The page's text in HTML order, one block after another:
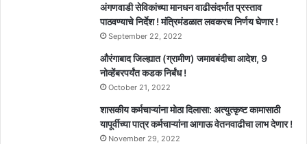
अंगणवाडी सेविकांच्या मानधन वाढीसंदर्भात प्रस्ताव
पाठवण्याचे निर्देश ! मंत्रिमंडळात लवकरच निर्णय घेणार !
September 22, 2022
औरंगाबाद जिल्ह्यात (ग्रामीण) जमावबंदीचा आदेश, 9
नोव्हेंबरपर्यंत कडक निर्बंध !
October 21, 2022
शासकीय कर्मचाऱ्यांना मोठा दिलासा: अत्युत्कृष्ट कामासाठी
यापूर्वीच्या पात्र कर्मचाऱ्यांना आगाऊ वेतनवाढीचा लाभ देणार !
November 29, 2022